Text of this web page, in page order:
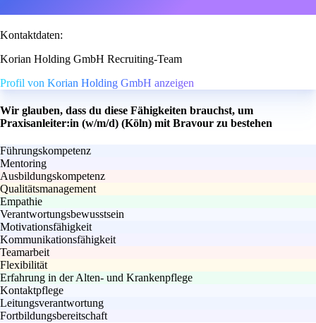
Kontaktdaten:
Korian Holding GmbH Recruiting-Team
Profil von Korian Holding GmbH anzeigen
Wir glauben, dass du diese Fähigkeiten brauchst, um
Praxisanleiter:in (w/m/d) (Köln) mit Bravour zu bestehen
Führungskompetenz
Mentoring
Ausbildungskompetenz
Qualitätsmanagement
Empathie
Verantwortungsbewusstsein
Motivationsfähigkeit
Kommunikationsfähigkeit
Teamarbeit
Flexibilität
Erfahrung in der Alten- und Krankenpflege
Kontaktpflege
Leitungsverantwortung
Fortbildungsbereitschaft